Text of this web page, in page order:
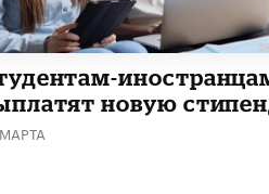
Академик РАН
ChatGPT отучит
1 ИЮНЯ /ШКОЛЬНИКИ
новую